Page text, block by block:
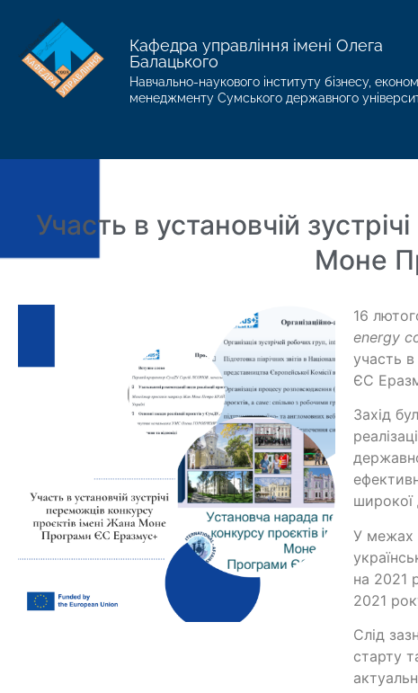
Кафедра управління імені Олега
Балацького
Навчально-наукового інституту бізнесу,
менеджменту Сумського державного
Участь в установчій
Моне
16
energy
участь
ЄС
Захід
широкої
У межах
на 2021
2021
Слід
старту